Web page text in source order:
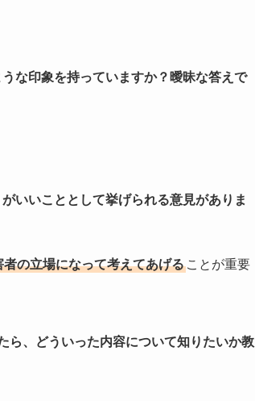
な印象を持っていますか？曖昧な答えで
いいこととして挙げられる意見がありま
者の立場になって考えてあげる ことが重要
ら、どういった内容について知りたいか教